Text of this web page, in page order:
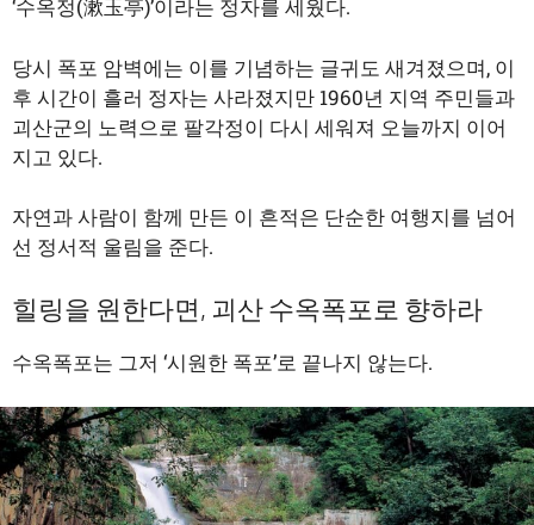
‘수옥정(漱玉亭)’이라는 정자를 세웠다.
당시 폭포 암벽에는 이를 기념하는 글귀도 새겨졌으며, 이
후 시간이 흘러 정자는 사라졌지만 1960년 지역 주민들과
괴산군의 노력으로 팔각정이 다시 세워져 오늘까지 이어
지고 있다.
자연과 사람이 함께 만든 이 흔적은 단순한 여행지를 넘어
선 정서적 울림을 준다.
힐링을 원한다면, 괴산 수옥폭포로 향하라
수옥폭포는 그저 ‘시원한 폭포’로 끝나지 않는다.